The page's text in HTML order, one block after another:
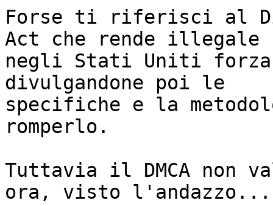
Forse ti riferisci al
Act che rende illegale
negli Stati Uniti
divulgandone poi le
specifiche e la
romperlo.
Tuttavia il DMCA non
ora, visto l'andazzo...